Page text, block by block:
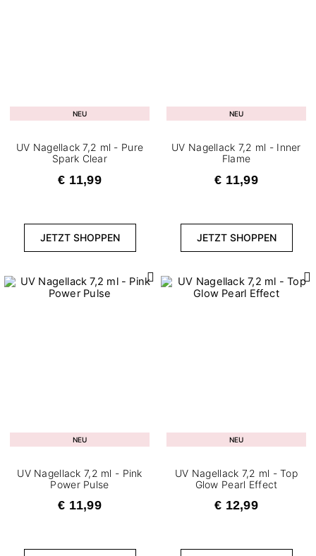
NEU
UV Nagellack 7,2 ml - Pure
Spark Clear
€ 11,99
JETZT SHOPPEN
NEU
UV Nagellack 7,2 ml - Inner
Flame
€ 11,99
JETZT SHOPPEN
NEU
UV Nagellack 7,2 ml - Pink
Power Pulse
€ 11,99
NEU
UV Nagellack 7,2 ml - Top
Glow Pearl Effect
€ 12,99